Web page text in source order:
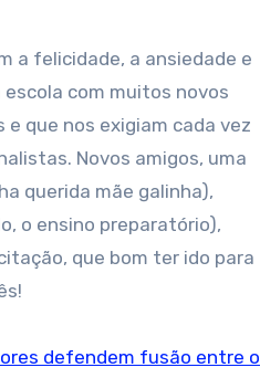
a felicidade, a ansiedade e
com muitos novos
que nos exigiam cada vez
Novos amigos, uma
querida mãe galinha),
o ensino preparatório),
que bom ter ido para
defendem fusão entre o